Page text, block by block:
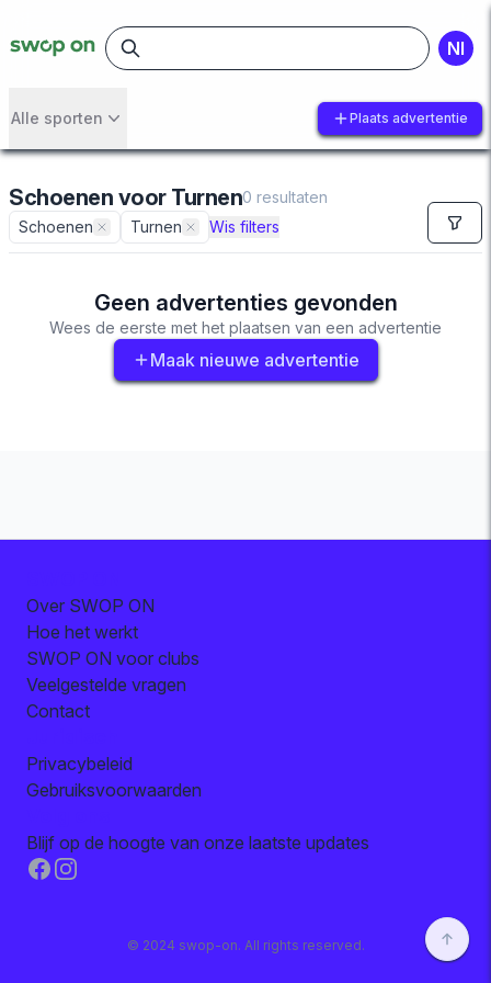
NI
Alle sporten Plaats advertentie
Schoenen voor Turnen0 resultaten
Schoenen
Turnen Wis filters
Geen advertenties gevonden
Wees de eerste met het plaatsen van een advertentie
Maak nieuwe advertentie
Over SWOP ON
Hoe het werkt
SWOP ON voor clubs
Veelgestelde vragen
Contact
Privacybeleid
Gebruiksvoorwaarden
Blijf op de hoogte van onze laatste updates
Facebook
Instagram
© 2024 swop-on. All rights reserved.